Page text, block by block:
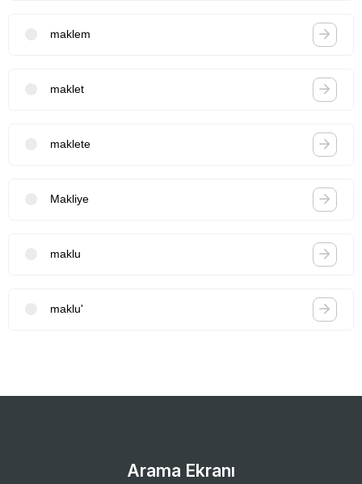
maklem
maklet
maklete
Makliye
maklu
maklu'
Arama Ekranı